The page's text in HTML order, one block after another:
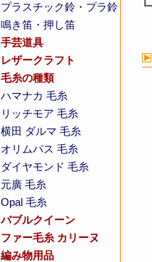
プラスチック鈴・プラ鈴
鳴き笛・押し笛
手芸道具
レザークラフト
毛糸の種類
ハマナカ 毛糸
リッチモア 毛糸
横田 ダルマ 毛糸
オリムパス 毛糸
ダイヤモンド 毛糸
元廣 毛糸
Opal 毛糸
バブルクイーン
ファー毛糸 カリーヌ
編み物用品